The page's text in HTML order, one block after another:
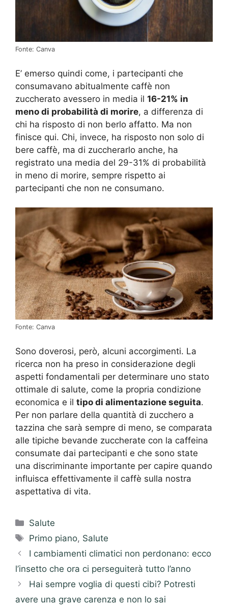
Fonte: Canva
E’ emerso quindi come, i partecipanti che
consumavano abitualmente caffè non
zuccherato avessero in media il 16-21% in
meno di probabilità di morire, a differenza di
chi ha risposto di non berlo affatto. Ma non
finisce qui. Chi, invece, ha risposto non solo di
bere caffè, ma di zuccherarlo anche, ha
registrato una media del 29-31% di probabilità
in meno di morire, sempre rispetto ai
partecipanti che non ne consumano.
Fonte: Canva
Sono doverosi, però, alcuni accorgimenti. La
ricerca non ha preso in considerazione degli
aspetti fondamentali per determinare uno stato
ottimale di salute, come la propria condizione
economica e il tipo di alimentazione seguita.
Per non parlare della quantità di zucchero a
tazzina che sarà sempre di meno, se comparata
alle tipiche bevande zuccherate con la caffeina
consumate dai partecipanti e che sono state
una discriminante importante per capire quando
influisca effettivamente il caffè sulla nostra
aspettativa di vita.
Categorie
Salute
Tag
Primo piano, Salute
I cambiamenti climatici non perdonano: ecco
l’insetto che ora ci perseguiterà tutto l’anno
Hai sempre voglia di questi cibi? Potresti
avere una grave carenza e non lo sai